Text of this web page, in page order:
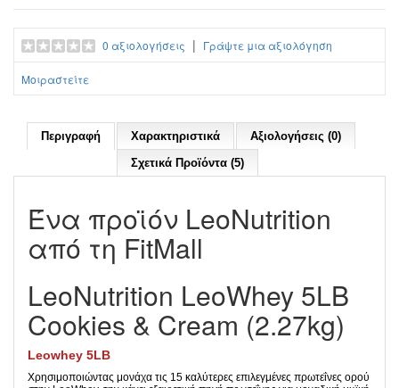
0 αξιολογήσεις | Γράψτε μια αξιολόγηση
Μοιραστείτε
Περιγραφή Χαρακτηριστικά
Αξιολογήσεις (0)
Σχετικά Προϊόντα (5)
Ένα προϊόν LeoNutrition
από τη FitMall
LeoNutrition LeoWhey 5LB
Cookies & Cream (2.27kg)
Leowhey 5LB
Χρησιμοποιώντας μονάχα τις 15 καλύτερες επιλεγμένες πρωτεΐνες ορού